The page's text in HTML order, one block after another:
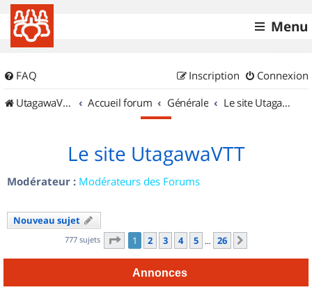
Menu
FAQ Connexion
Inscription
UtagawaVTT (Randos VTT et VTTAE avec traces GPS)
Accueil forum Générale Le site UtagawaVTT
Le site UtagawaVTT
Modérateur : Modérateurs des Forums
Nouveau sujet
777 sujets Page 1sur
1 2 3 4 5 … 26
Annonces